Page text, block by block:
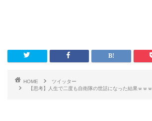
HOME
ツイッター
【思考】人生で二度も自衛隊の世話になった結果ｗｗｗ